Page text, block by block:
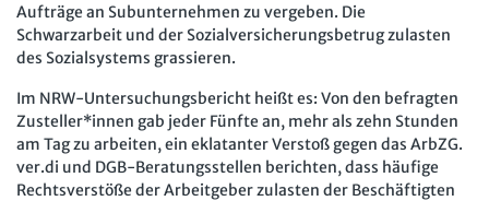
Aufträge an Subunternehmen zu vergeben. Die
Schwarzarbeit und der Sozialversicherungsbetrug zulasten
des Sozialsystems grassieren.
Im NRW-Untersuchungsbericht heißt es: Von den befragten
Zusteller*innen gab jeder Fünfte an, mehr als zehn Stunden
am Tag zu arbeiten, ein eklatanter Verstoß gegen das ArbZG.
ver.di und DGB-Beratungsstellen berichten, dass häufige
Rechtsverstöße der Arbeitgeber zulasten der Beschäftigten